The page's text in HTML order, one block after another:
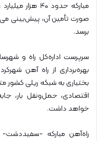
مبارکه حدود
صورت تأمین آن، پیش‌بینی
برسد.
سرپرست اداره‌کل راه و
بهره‌برداری از راه آهن
بختیاری به شبکه ریلی
اقتصادی، حمل‌ونقل بار،
خواهد داشت.
راه‌آهن مبارکه -